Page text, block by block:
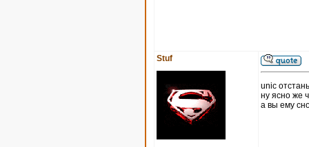
Stuf
unic
ну ясно же
а вы ему